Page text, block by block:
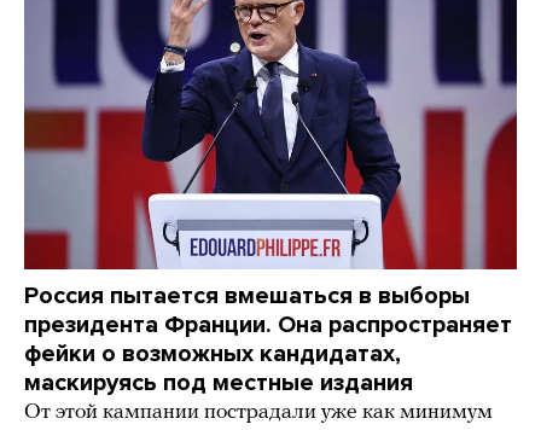
Россия пытается вмешаться в выборы
президента Франции. Она распространяет
фейки о возможных кандидатах,
маскируясь под местные издания
От этой кампании пострадали уже как минимум